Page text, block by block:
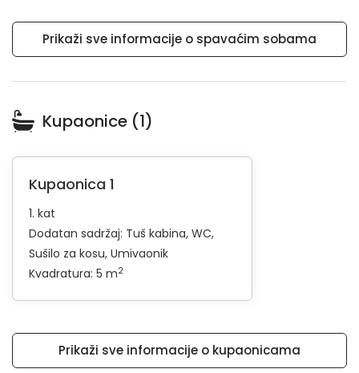
Prikaži sve informacije o spavaćim sobama
Kupaonice (1)
Kupaonica 1
1. kat
Dodatan sadržaj: Tuš kabina WC
Sušilo za kosu Umivaonik
Kvadratura: 5 m2
Prikaži sve informacije o kupaonicama